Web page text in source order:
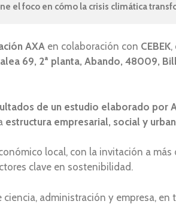
el foco en cómo la crisis climática
AXA en colaboración con CEBEK,
69, 2ª planta, Abando, 48009,
de un estudio elaborado por
estructura empresarial, social y
local, con la invitación a más
clave en sostenibilidad.
administración y empresa,